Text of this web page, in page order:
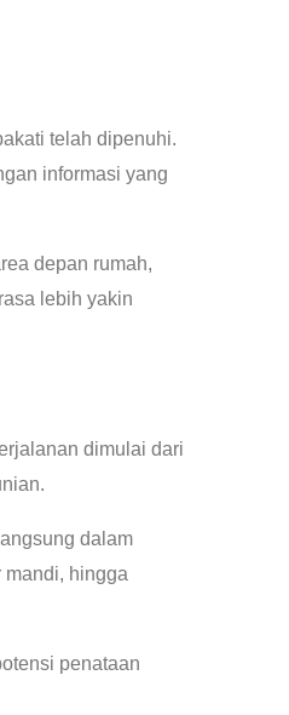
telah dipenuhi.
informasi yang
depan rumah,
lebih yakin
dimulai dari
dalam
mandi, hingga
penataan